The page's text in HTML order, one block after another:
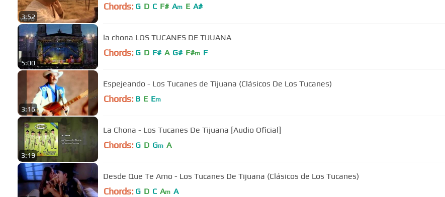
3:52
Chords: G D C F# Am E A#
5:00
la chona LOS TUCANES DE TIJUANA
Chords: G D F# A G# F#m F
3:16
Espejeando - Los Tucanes de Tijuana (Clásicos De Los Tucanes)
Chords: B E Em
3:19
La Chona - Los Tucanes De Tijuana [Audio Oficial]
Chords: G D Gm A
Desde Que Te Amo - Los Tucanes De Tijuana (Clásicos de Los Tucanes)
Chords: G D C Am A